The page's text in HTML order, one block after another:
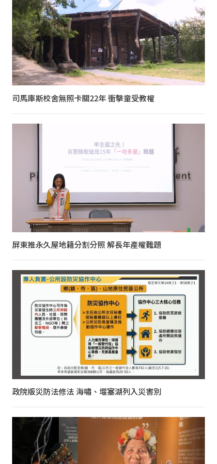
司馬庫斯校舍無照卡關22年 衝擊童受教權
屏東推永久屋地籍分割分照 解長年產權難題
政院版災防法修法 海嘯、堰塞湖列入災害別